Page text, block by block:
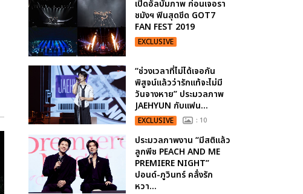
เปิดอัลบั้มภาพ ก่อนเจอรา
ชมังฯ ฟินสุดขีด GOT7
FAN FEST 2019
EXCLUSIVE
“ช่วงเวลาที่ไม่ได้เจอกัน
พิสูจน์แล้วว่ารักแท้จะไม่มี
วันจางหาย” ประมวลภาพ
JAEHYUN กับแฟน...
EXCLUSIVE : 10
ประมวลภาพงาน “มีสติแล้ว
ลูกพีช PEACH AND ME
PREMIERE NIGHT”
ปอนด์-ภูวินทร์ คลั่งรัก
หวา...